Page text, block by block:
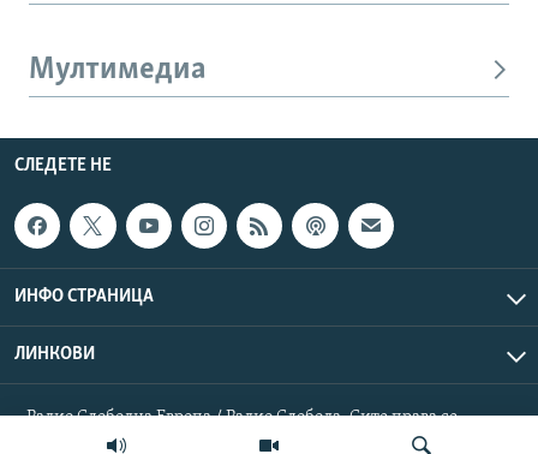
Мултимедиа
СЛЕДЕТЕ НЕ
ИНФО СТРАНИЦА
ЛИНКОВИ
Радио Слободна Европа / Радио Слобода. Сите права се
резервирани